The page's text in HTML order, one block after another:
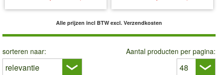
Alle prijzen incl BTW excl. Verzendkosten
sorteren naar: Aantal producten per pagina: